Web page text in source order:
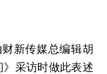
新传媒总编辑胡
采访时做此表述